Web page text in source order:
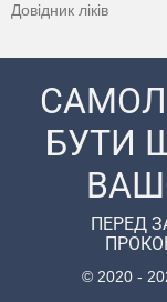
Довідник ліків
БУТИ
ПЕРЕД
© 2020 -